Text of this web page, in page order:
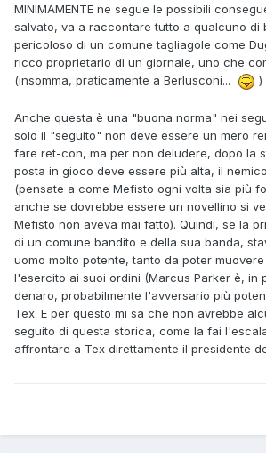
MINIMAMENTE ne segue le possibili
salvato, va a raccontare tutto a qualcuno di
pericoloso di un comune tagliagole come
ricco proprietario di un giornale, uno che
(insomma, praticamente a Berlusconi...
)
Anche questa è una "buona norma" nei
solo il "seguito" non deve essere un mero
fare ret-con, ma per non deludere, dopo la
posta in gioco deve essere più alta, il
(pensate a come Mefisto ogni volta sia più
anche se dovrebbe essere un novellino si
Mefisto non aveva mai fatto). Quindi, se la
di un comune bandito e della sua banda,
uomo molto potente, tanto da poter
l'esercito ai suoi ordini (Marcus Parker è, in
denaro, probabilmente l'avversario più
Tex. E per questo mi sa che non avrebbe
seguito di questa storica, come la fai
affrontare a Tex direttamente il presidente